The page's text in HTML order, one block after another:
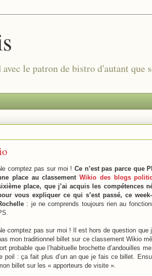
le patron de bistro d'autant que
comptez pas sur moi ! Ce n’est pas parce que
place au classementWikio des blogs
place, que j’ai acquis les compétences
vous expliquer ce qui s’est passé, ce
: je ne comprends toujours rien au
comptez pas sur moi ! Il est hors de question que
mon traditionnel billet sur ce classement Wikio
probable que l’habituelle brochette d’andouilles
poil : ça fait plus d’un an que je fais ce billet.
billet sur les « apporteurs de visite ».